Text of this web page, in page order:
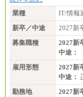
業種
IT/情報
新卒／中途
2027新
募集職種
2027新
中途：
雇用形態
2027新
中途：
勤務地
2027新